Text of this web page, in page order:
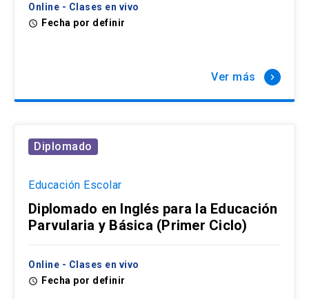
Online - Clases en vivo
access_time Fecha por definir
Ver más keyboard_arrow_right
Diplomado
Educación Escolar
Diplomado en Inglés para la Educación
Parvularia y Básica (Primer Ciclo)
Online - Clases en vivo
access_time Fecha por definir